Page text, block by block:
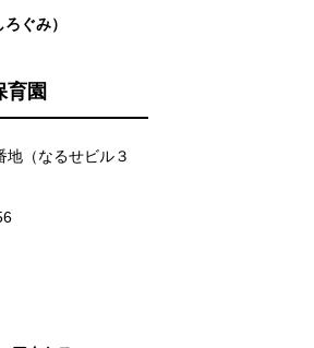
ろぐみ）
育園
地（なるせビル３